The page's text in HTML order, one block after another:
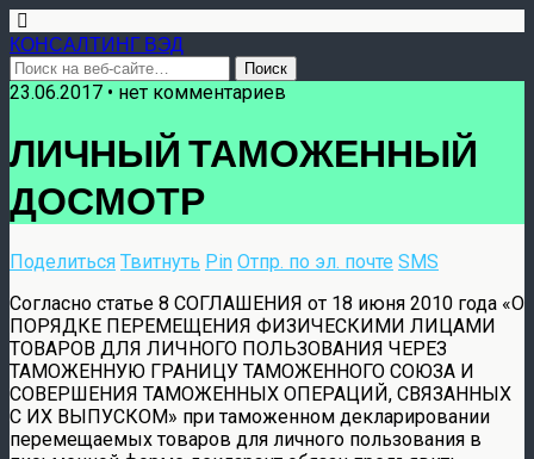
КОНСАЛТИНГ ВЭД
23.06.2017 • нет комментариев
ЛИЧНЫЙ ТАМОЖЕННЫЙ
ДОСМОТР
Поделиться Твитнуть Pin Отпр. по эл. почте SMS
Согласно статье 8 СОГЛАШЕНИЯ от 18 июня 2010 года «О
ПОРЯДКЕ ПЕРЕМЕЩЕНИЯ ФИЗИЧЕСКИМИ ЛИЦАМИ
ТОВАРОВ ДЛЯ ЛИЧНОГО ПОЛЬЗОВАНИЯ ЧЕРЕЗ
ТАМОЖЕННУЮ ГРАНИЦУ ТАМОЖЕННОГО СОЮЗА И
СОВЕРШЕНИЯ ТАМОЖЕННЫХ ОПЕРАЦИЙ, СВЯЗАННЫХ
С ИХ ВЫПУСКОМ» при таможенном декларировании
перемещаемых товаров для личного пользования в